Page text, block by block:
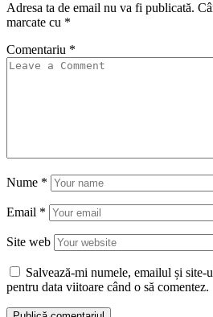
Adresa ta de email nu va fi publicată.
marcate cu *
Comentariu *
Nume *
Email *
Site web
Salvează-mi numele, emailul și site-
pentru data viitoare când o să comentez.